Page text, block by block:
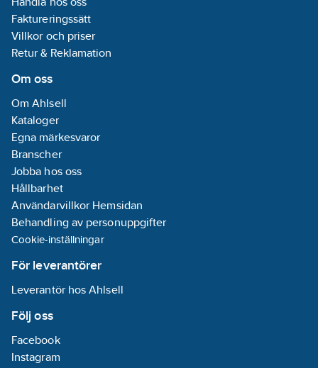
Faktureringssätt
Villkor och priser
Retur & Reklamation
Om oss
Om Ahlsell
Kataloger
Egna märkesvaror
Branscher
Jobba hos oss
Hållbarhet
Användarvillkor Hemsidan
Behandling av personuppgifter
Cookie-inställningar
För leverantörer
Leverantör hos Ahlsell
Följ oss
Facebook
Instagram